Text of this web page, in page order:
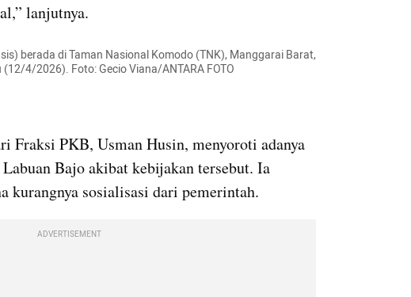
lanjutnya.
berada di Taman Nasional Komodo (TNK), Manggarai Barat,
4/2026). Foto: Gecio Viana/ANTARA FOTO
Fraksi PKB, Usman Husin, menyoroti adanya
Bajo akibat kebijakan tersebut. Ia
kurangnya sosialisasi dari pemerintah.
ADVERTISEMENT